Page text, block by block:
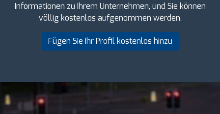
Informationen zu Ihrem Unternehmen, und Sie können
völlig kostenlos aufgenommen werden.
Fügen Sie Ihr Profil kostenlos hinzu